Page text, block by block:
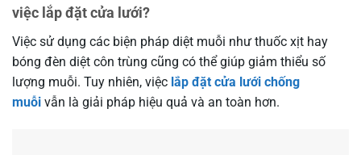
việc lắp đặt cửa lưới?
Việc sử dụng các biện pháp diệt muỗi như thuốc xịt hay
bóng đèn diệt côn trùng cũng có thể giúp giảm thiểu số
lượng muỗi. Tuy nhiên, việc lắp đặt cửa lưới chống
muỗi vẫn là giải pháp hiệu quả và an toàn hơn.